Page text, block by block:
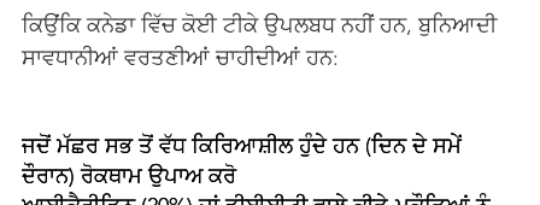
ਕਿਉਂਕਿ ਕਨੇਡਾ ਵਿੱਚ ਕੋਈ ਟੀਕੇ ਉਪਲਬਧ ਨਹੀਂ ਹਨ, ਬੁਨਿਆਦੀ
ਸਾਵਧਾਨੀਆਂ ਵਰਤਣੀਆਂ ਚਾਹੀਦੀਆਂ ਹਨ:
ਜਦੋਂ ਮੱਛਰ ਸਭ ਤੋਂ ਵੱਧ ਕਿਰਿਆਸ਼ੀਲ ਹੁੰਦੇ ਹਨ (ਦਿਨ ਦੇ ਸਮੇਂ
ਦੌਰਾਨ) ਰੋਕਥਾਮ ਉਪਾਅ ਕਰੋ